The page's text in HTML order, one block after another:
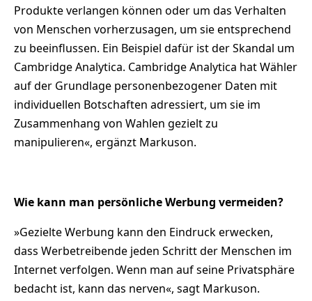
Produkte verlangen können oder um das Verhalten
von Menschen vorherzusagen, um sie entsprechend
zu beeinflussen. Ein Beispiel dafür ist der Skandal um
Cambridge Analytica. Cambridge Analytica hat Wähler
auf der Grundlage personenbezogener Daten mit
individuellen Botschaften adressiert, um sie im
Zusammenhang von Wahlen gezielt zu
manipulieren«, ergänzt Markuson.
Wie kann man persönliche Werbung vermeiden?
»Gezielte Werbung kann den Eindruck erwecken,
dass Werbetreibende jeden Schritt der Menschen im
Internet verfolgen. Wenn man auf seine Privatsphäre
bedacht ist, kann das nerven«, sagt Markuson.